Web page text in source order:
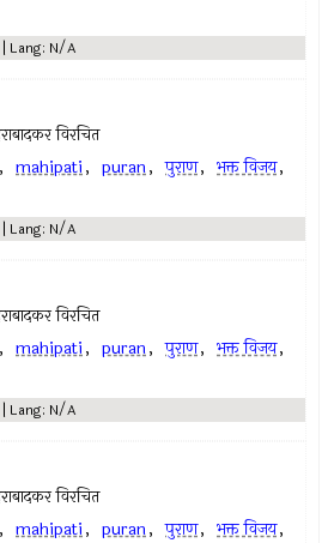
| Lang: N/A
विरचित
, mahipati, puran, पुराण, भक्त विजय,
| Lang: N/A
विरचित
, mahipati, puran, पुराण, भक्त विजय,
| Lang: N/A
विरचित
, mahipati, puran, पुराण, भक्त विजय,